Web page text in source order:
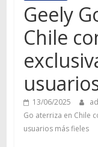
Geely
Chile
13/06/2025
Go aterriza en Chile
usuarios más fieles